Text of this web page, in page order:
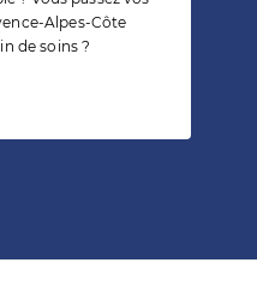
Alpes-Côte
de soins ?